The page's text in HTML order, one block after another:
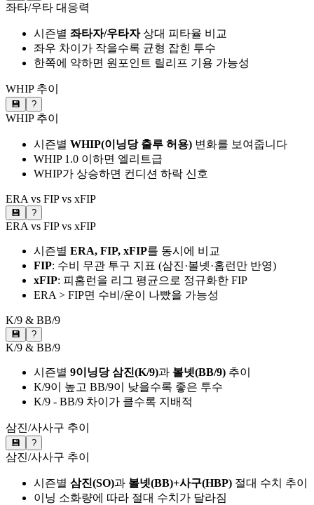
좌타/우타 대응력
시즌별 좌타자/우타자상대 피타율 비교
좌우 차이가 작을수록 균형 잡힌 투수
한쪽에 약하면 원포인트 릴리프 기용 가능성
WHIP 추이
💾 ?
WHIP 추이
시즌별 WHIP(이닝당 출루 허용) 변화를 보여줍니다
WHIP 1.0 이하면 엘리트급
WHIP가 상승하면 컨디션 하락 신호
ERA vs FIP vs xFIP
💾 ?
ERA vs FIP vs xFIP
시즌별 ERA, FIP, xFIP를 동시에 비교
FIP: 수비 무관 투구 지표 (삼진·볼넷·홈런만 반영)
xFIP: 피홈런을 리그 평균으로 정규화한 FIP
ERA > FIP면 수비/운이 나빴을 가능성
K/9 & BB/9
💾 ?
K/9 & BB/9
시즌별 9이닝당 삼진(K/9)과 볼넷(BB/9) 추이
K/9이 높고 BB/9이 낮을수록 좋은 투수
K/9 - BB/9 차이가 클수록 지배적
삼진/사사구 추이
💾 ?
삼진/사사구 추이
시즌별 삼진(SO)과 볼넷(BB)+사구(HBP) 절대 수치 추이
이닝 소화량에 따라 절대 수치가 달라짐